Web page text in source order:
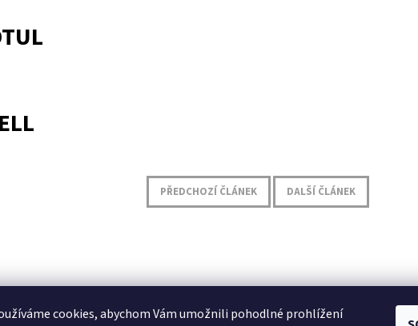
PŘEDCHOZÍ ČLÁNEK DALŠÍ ČLÁNEK
cookies, abychom Vám umožnili pohodlné prohlížení